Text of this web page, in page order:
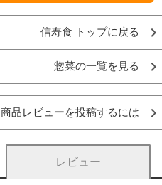
信寿食 トップに戻る
惣菜の一覧を見る
商品レビューを投稿するには
レビュー